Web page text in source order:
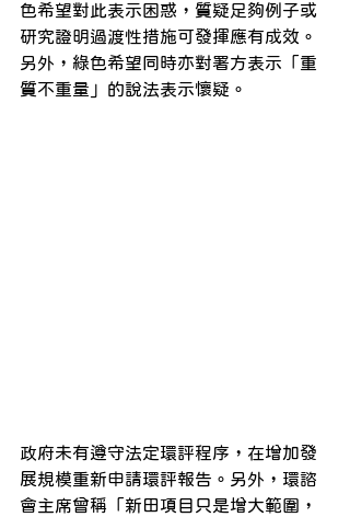
色希望對此表示困惑，質疑足夠例子或
研究證明過渡性措施可發揮應有成效。
另外，綠色希望同時亦對署方表示「重
質不重量」的說法表示懷疑。
政府未有遵守法定環評程序，在增加發
展規模重新申請環評報告。另外，環諮
會主席曾稱「新田項目只是增大範圍，